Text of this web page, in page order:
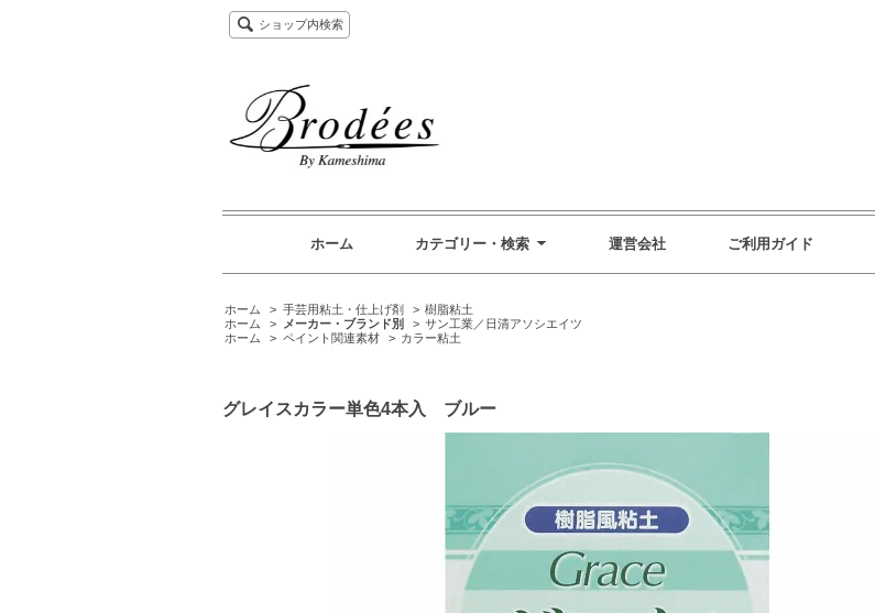
ショップ内検索
ホーム カテゴリー・検索 運営会社 ご利用ガイド
ホーム > 手芸用粘土・仕上げ剤 > 樹脂粘土
ホーム
> メーカー・ブランド別 > サン工業／日清アソシエイツ
ホーム
> ペイント関連素材 > カラー粘土
グレイスカラー単色4本入 ブルー